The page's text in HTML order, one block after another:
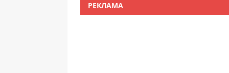
РЕКЛАМА